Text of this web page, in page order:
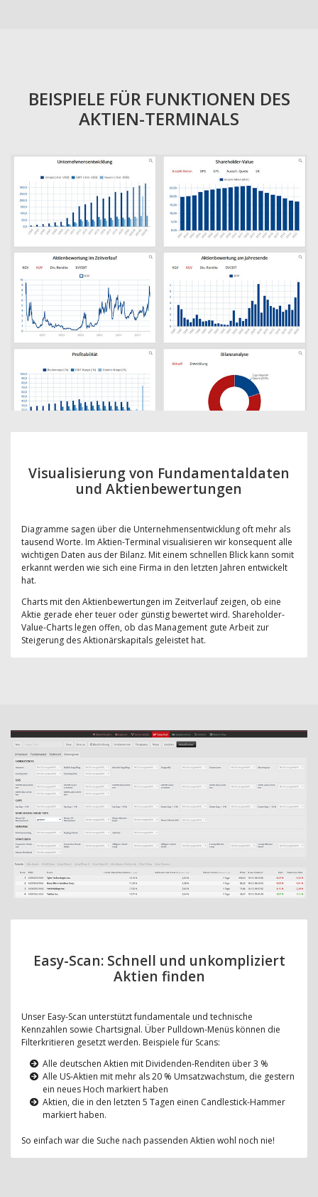
BEISPIELE FÜR FUNKTIONEN DES
AKTIEN-TERMINALS
Visualisierung von Fundamentaldaten
und Aktienbewertungen
Diagramme sagen über die Unternehmensentwicklung oft mehr als
tausend Worte. Im Aktien-Terminal visualisieren wir konsequent alle
wichtigen Daten aus der Bilanz. Mit einem schnellen Blick kann somit
erkannt werden wie sich eine Firma in den letzten Jahren entwickelt
hat.
Charts mit den Aktienbewertungen im Zeitverlauf zeigen, ob eine
Aktie gerade eher teuer oder günstig bewertet wird. Shareholder-
Value-Charts legen offen, ob das Management gute Arbeit zur
Steigerung des Aktionärskapitals geleistet hat.
Easy-Scan: Schnell und unkompliziert
Aktien finden
Unser Easy-Scan unterstützt fundamentale und technische
Kennzahlen sowie Chartsignal. Über Pulldown-Menüs können die
Filterkritieren gesetzt werden. Beispiele für Scans:
Alle deutschen Aktien mit Dividenden-Renditen über 3 %
Alle US-Aktien mit mehr als 20 % Umsatzwachstum, die gestern
ein neues Hoch markiert haben
Aktien, die in den letzten 5 Tagen einen Candlestick-Hammer
markiert haben.
So einfach war die Suche nach passenden Aktien wohl noch nie!